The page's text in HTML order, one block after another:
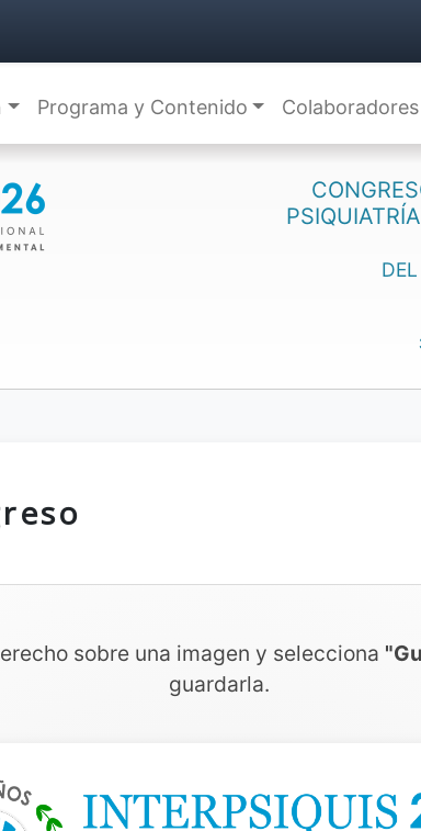
Programa y Contenido Colaboradores
sobre una imagen y selecciona
guardarla.